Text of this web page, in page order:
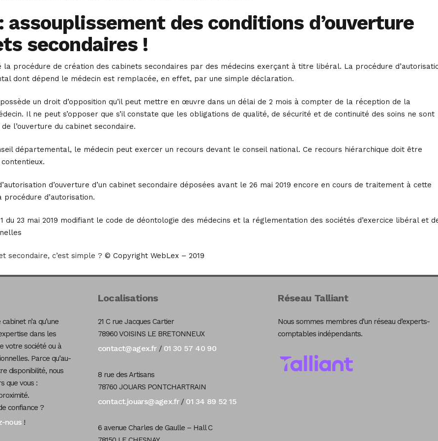
assouplissement des conditions d’ouverture
secondaires !
la procédure de création des cabinets secondaires par des médecins exerçant à titre libéral. La procédure
dont dépend le médecin est remplacée, en effet, par une simple déclaration.
un droit d’opposition qu’il peut mettre en œuvre dans un délai de 2 mois à compter de la réception de la
Il ne peut s’opposer que s’il constate que les obligations de qualité, de sécurité et de continuité des soins ne sont
l’ouverture du cabinet secondaire.
départemental, le médecin peut exercer un recours devant le conseil national. Ce recours hiérarchique doit être
d’ouverture d’un cabinet secondaire déposées avant le 26 mai 2019 encore en cours de traitement à cette
d’autorisation.
du 23 mai 2019 modifiant le code de déontologie des médecins et la réglementation des sociétés d’exercice libéral et
secondaire, c’est simple ? © Copyright WebLex – 2019
n’a qu’une
dans les
votre société ou à
Parce qu’au-
disponibilité, nous
que vous :
confiance ?
nous!
Localisations
21 C rue Jacques Cartier
78960 VOISINS LE BRETONNEUX
contact@agex.fr/ 01 30 57 40 90
8 rue des Artisans
78760 JOUARS PONTCHARTRAIN
contact.jouars@agex.fr/ 01 34 89 52 15
6 avenue Charles de Gaulle – Hall C
Réseau Talliant
Nous sommes membres d’un réseau d’experts-
comptables indépendants.